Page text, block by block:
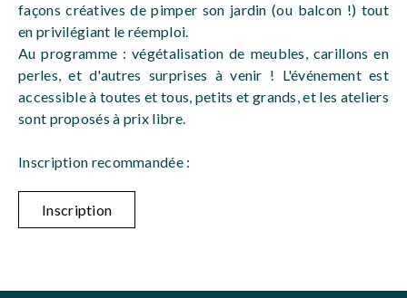
façons créatives de pimper son jardin (ou balcon !) tout
en privilégiant le réemploi.
Au programme : végétalisation de meubles, carillons en
perles, et d'autres surprises à venir ! L'événement est
accessible à toutes et tous, petits et grands, et les ateliers
sont proposés à prix libre.
Inscription recommandée :
Inscription